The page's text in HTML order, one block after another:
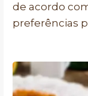
de acordo
preferências